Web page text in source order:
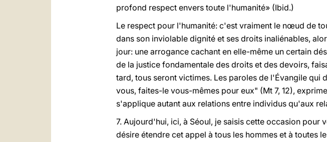
profond respect envers toute l'humanité» (Ibid.)
Le respect pour l'humanité: c'est vraiment le nœud de
dans son inviolable dignité et ses droits inaliénables,
jour: une arrogance cachant en elle-même un certain
de la justice fondamentale des droits et des devoirs,
tard, tous seront victimes. Les paroles de l'Évangile qui
vous, faites-le vous-mêmes pour eux" (Mt 7, 12),
s'applique autant aux relations entre individus qu'aux
7. Aujourd'hui, ici, à Séoul, je saisis cette occasion
désire étendre cet appel à tous les hommes et à toutes